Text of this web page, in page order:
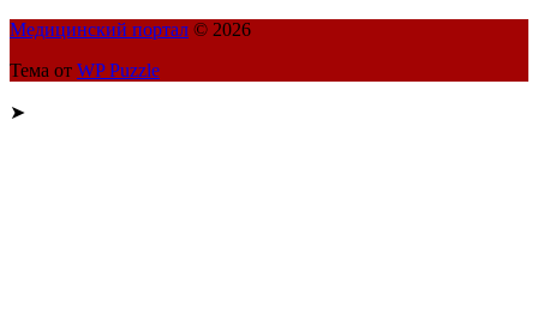
Медицинский портал © 2026
Тема от WP Puzzle
➤